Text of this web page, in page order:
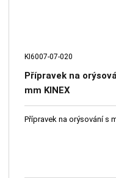
KI6007-07-020
Přípravek na
mm KINEX
Přípravek na orýsování s